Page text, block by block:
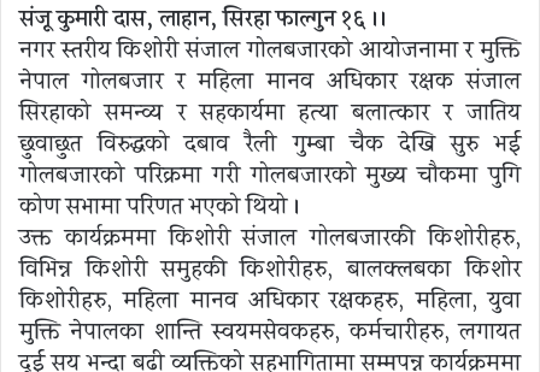
संजू कुमारी दास, लाहान, सिरहा फाल्गुन १६ ।।
नगर स्तरीय किशोरी संजाल गोलबजारको आयोजनामा र मुक्ति
नेपाल गोलबजार र महिला मानव अधिकार रक्षक संजाल
सिरहाको समन्व्य र सहकार्यमा हत्या बलात्कार र जातिय
छुवाछुत विरुद्धको दबाव रैली गुम्बा चैक देखि सुरु भई
गोलबजारको परिक्रमा गरी गोलबजारको मुख्य चौकमा पुगि
कोण सभामा परिणत भएको थियो ।
उक्त कार्यक्रममा किशोरी संजाल गोलबजारकी किशोरीहरु,
विभिन्न किशोरी समुहकी किशोरीहरु, बालक्लबका किशोर
किशोरीहरु, महिला मानव अधिकार रक्षकहरु, महिला, युवा
मुक्ति नेपालका शान्ति स्वयमसेवकहरु, कर्मचारीहरु, लगायत
दुई सय भन्दा बढी व्यक्तिको सहभागितामा सम्मपन्न कार्यक्रममा